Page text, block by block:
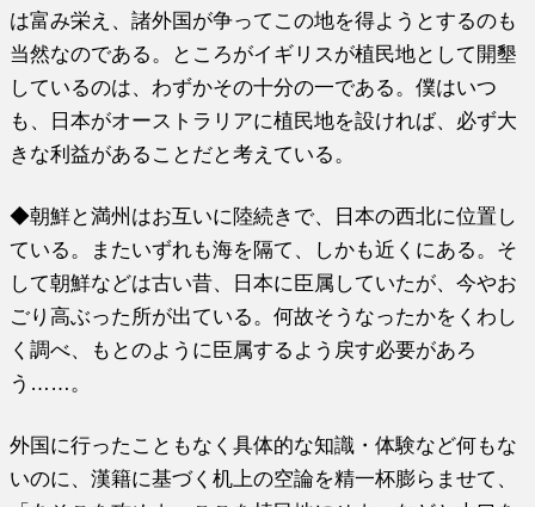
は富み栄え、諸外国が争ってこの地を得ようとするのも
当然なのである。ところがイギリスが植民地として開墾
しているのは、わずかその十分の一である。僕はいつ
も、日本がオーストラリアに植民地を設ければ、必ず大
きな利益があることだと考えている。
◆朝鮮と満州はお互いに陸続きで、日本の西北に位置し
ている。またいずれも海を隔て、しかも近くにある。そ
して朝鮮などは古い昔、日本に臣属していたが、今やお
ごり高ぶった所が出ている。何故そうなったかをくわし
く調べ、もとのように臣属するよう戻す必要があろ
う……。
外国に行ったこともなく具体的な知識・体験など何もな
いのに、漢籍に基づく机上の空論を精一杯膨らませて、